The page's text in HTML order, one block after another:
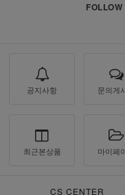
FOLLOW
공지사항 문의게
최근본상품 마이페
CS CENTER